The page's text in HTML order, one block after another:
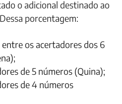
o adicional destinado ao
porcentagem:
os acertadores dos 6
de 5 números (Quina);
de 4 números